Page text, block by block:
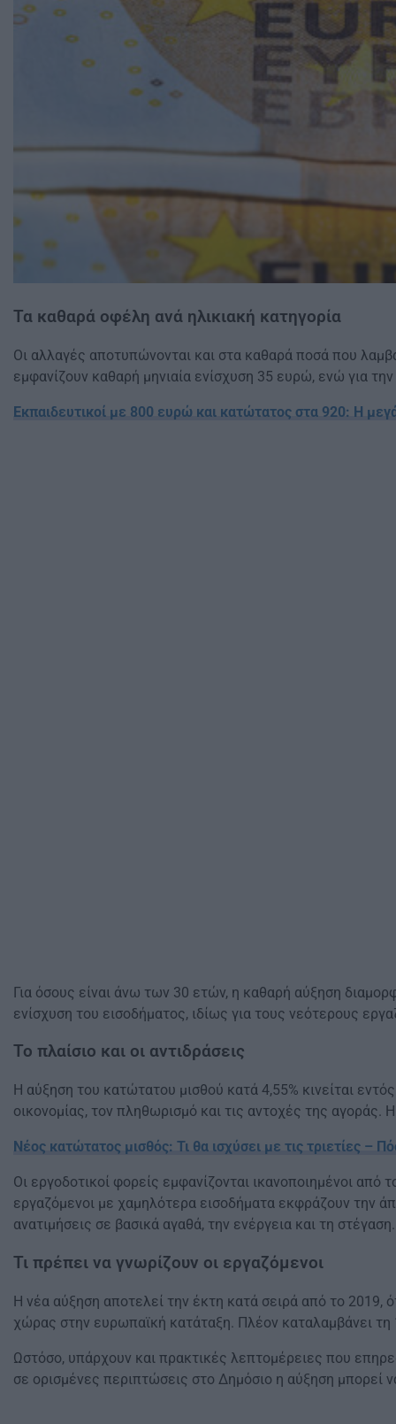
Τα καθαρά οφέλη ανά ηλικιακή κατηγορία
Οι αλλαγές αποτυπώνονται και στα καθαρά ποσά που
εμφανίζουν καθαρή μηνιαία ενίσχυση 35 ευρώ, ενώ για
Εκπαιδευτικοί με 800 ευρώ και κατώτατος στα 920: Η
Για όσους είναι άνω των 30 ετών, η καθαρή αύξηση
ενίσχυση του εισοδήματος, ιδίως για τους νεότερους
Το πλαίσιο και οι αντιδράσεις
Η αύξηση του κατώτατου μισθού κατά 4,55% κινείται
οικονομίας, τον πληθωρισμό και τις αντοχές της
Νέος κατώτατος μισθός: Τι θα ισχύσει με τις τριετίες –
Οι εργοδοτικοί φορείς εμφανίζονται ικανοποιημένοι
εργαζόμενοι με χαμηλότερα εισοδήματα εκφράζουν την
ανατιμήσεις σε βασικά αγαθά, την ενέργεια και τη στέγαση.
Τι πρέπει να γνωρίζουν οι εργαζόμενοι
Η νέα αύξηση αποτελεί την έκτη κατά σειρά από το
χώρας στην ευρωπαϊκή κατάταξη. Πλέον καταλαμβάνει
Ωστόσο, υπάρχουν και πρακτικές λεπτομέρειες που
σε ορισμένες περιπτώσεις στο Δημόσιο η αύξηση μπορεί